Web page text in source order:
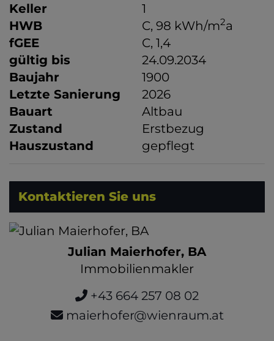
Keller
1
HWB
C, 98 kWh/m2a
fGEE
C, 1,4
gültig bis
24.09.2034
Baujahr
1900
Letzte Sanierung
2026
Bauart
Altbau
Zustand
Erstbezug
Hauszustand
gepflegt
Kontaktieren Sie uns
Julian Maierhofer, BA
Immobilienmakler
+43 664 257 08 02
maierhofer@wienraum.at